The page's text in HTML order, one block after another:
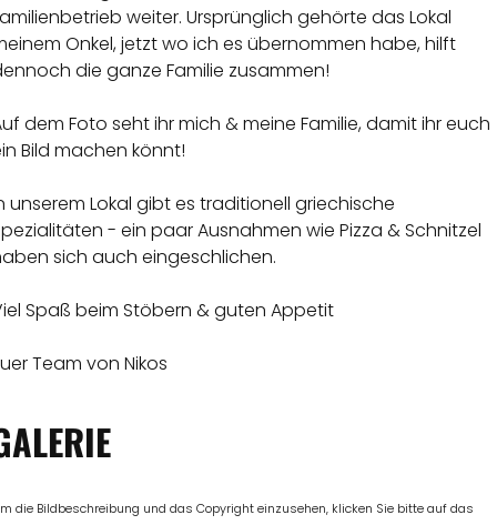
weiter. Ursprünglich gehörte das Lokal
Onkel, jetzt wo ich es übernommen habe, hilft
die ganze Familie zusammen!
dem Foto seht ihr mich & meine Familie, damit ihr euch
Bild machen könnt!
unserem Lokal gibt es traditionell griechische
- ein paar Ausnahmen wie Pizza & Schnitzel
sich auch eingeschlichen.
Spaß beim Stöbern & guten Appetit
Team von Nikos
die Bildbeschreibung und das Copyright einzusehen, klicken Sie bitte auf das